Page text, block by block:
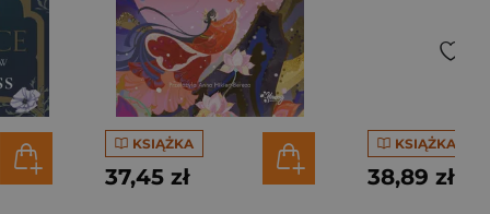
KSIĄŻKA
37,45 zł
KSIĄŻKA
38,89 zł